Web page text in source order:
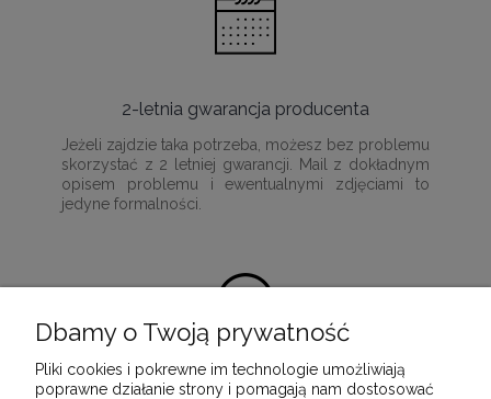
2-letnia gwarancja producenta
Jeżeli zajdzie taka potrzeba, możesz bez problemu
skorzystać z 2 letniej gwarancji. Mail z dokładnym
opisem problemu i ewentualnymi zdjęciami to
jedyne formalności.
100% satysfakcji z zakupu
Dbamy o Twoją prywatność
Pliki cookies i pokrewne im technologie umożliwiają
poprawne działanie strony i pomagają nam dostosować